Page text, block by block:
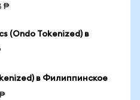
₱
(Ondo Tokenized) в
в Филиппинское